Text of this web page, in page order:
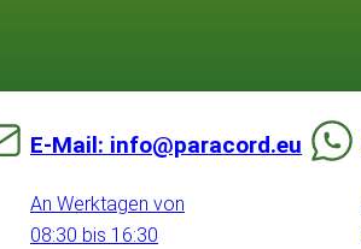
E-Mail: info@paracord.eu
An Werktagen von
08:30 bis 16:30